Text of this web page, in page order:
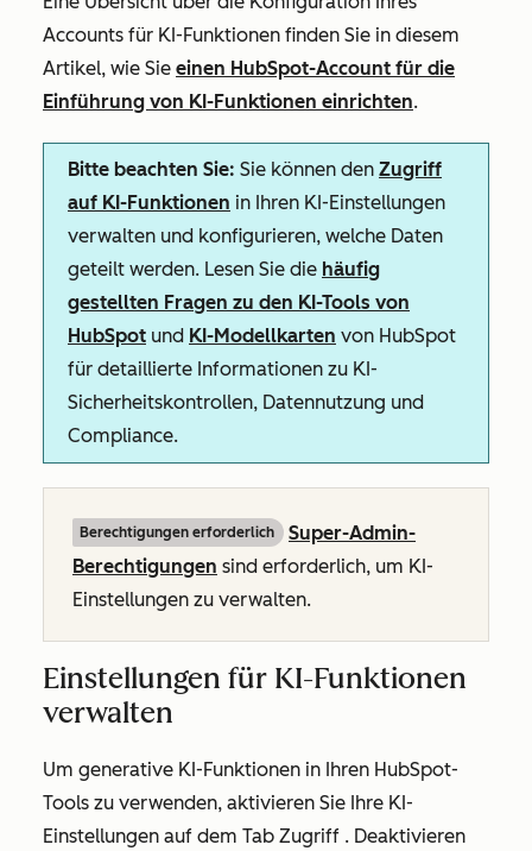
Accounts für KI-Funktionen finden Sie in diesem
Artikel, wie Sie einen HubSpot-Account für die
Einführung von KI-Funktionen einrichten.
Bitte beachten Sie: Sie können den Zugriff
auf KI-Funktionen in Ihren KI-Einstellungen
verwalten und konfigurieren, welche Daten
geteilt werden. Lesen Sie die häufig
gestellten Fragen zu den KI-Tools von
HubSpot und KI-Modellkarten von HubSpot
für detaillierte Informationen zu KI-
Sicherheitskontrollen, Datennutzung und
Compliance.
Berechtigungen erforderlich
Super-Admin-
Berechtigungen sind erforderlich, um KI-
Einstellungen zu verwalten.
Einstellungen für KI-Funktionen
verwalten
Um generative KI-Funktionen in Ihren HubSpot-
Tools zu verwenden, aktivieren Sie Ihre KI-
Einstellungen auf dem Tab Zugriff . Deaktivieren